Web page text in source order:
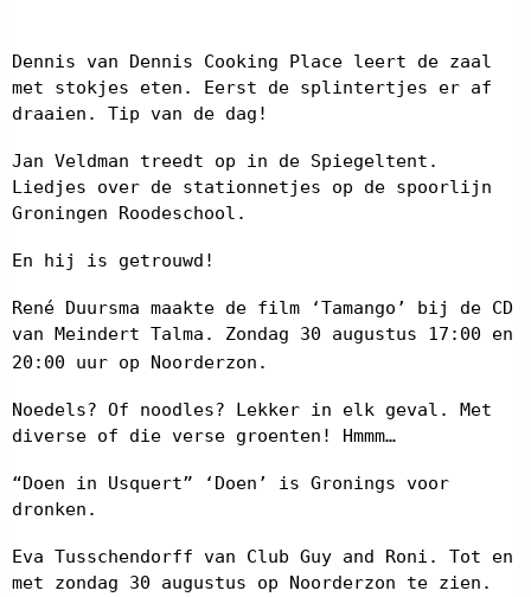
Dennis van Dennis Cooking Place leert de zaal
met stokjes eten. Eerst de splintertjes er af
draaien. Tip van de dag!
Jan Veldman treedt op in de Spiegeltent.
Liedjes over de stationnetjes op de spoorlijn
Groningen Roodeschool.
En hij is getrouwd!
René Duursma maakte de film ‘Tamango’ bij de CD
van Meindert Talma. Zondag 30 augustus 17:00 en
20:00 uur op Noorderzon.
Noedels? Of noodles? Lekker in elk geval. Met
diverse of die verse groenten! Hmmm…
“Doen in Usquert” ‘Doen’ is Gronings voor
dronken.
Eva Tusschendorff van Club Guy and Roni. Tot en
met zondag 30 augustus op Noorderzon te zien.